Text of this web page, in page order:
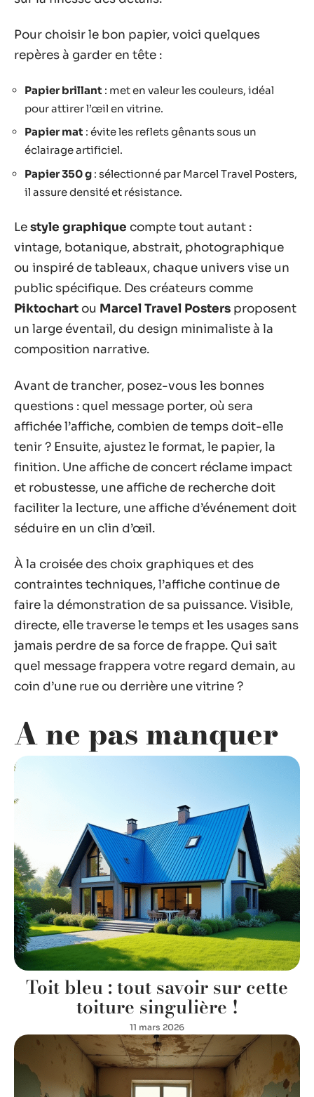
Pour choisir le bon papier, voici quelques
repères à garder en tête :
Papier brillant : met en valeur les couleurs, idéal
pour attirer l’œil en vitrine.
Papier mat : évite les reflets gênants sous un
éclairage artificiel.
Papier 350 g : sélectionné par Marcel Travel Posters,
il assure densité et résistance.
Lestyle graphique compte tout autant :
vintage, botanique, abstrait, photographique
ou inspiré de tableaux, chaque univers vise un
public spécifique. Des créateurs comme
Piktochart ou Marcel Travel Posters proposent
un large éventail, du design minimaliste à la
composition narrative.
Avant de trancher, posez-vous les bonnes
questions : quel message porter, où sera
affichée l’affiche, combien de temps doit-elle
tenir ? Ensuite, ajustez le format, le papier, la
finition. Une affiche de concert réclame impact
et robustesse, une affiche de recherche doit
faciliter la lecture, une affiche d’événement doit
séduire en un clin d’œil.
À la croisée des choix graphiques et des
contraintes techniques, l’affiche continue de
faire la démonstration de sa puissance. Visible,
directe, elle traverse le temps et les usages sans
jamais perdre de sa force de frappe. Qui sait
quel message frappera votre regard demain, au
coin d’une rue ou derrière une vitrine ?
A ne pas manquer
Toit bleu : tout savoir sur cette
toiture singulière !
11 mars 2026